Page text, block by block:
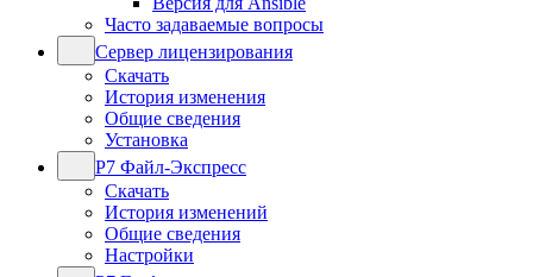
Часто задаваемые вопросы
Сервер лицензирования
Скачать
История изменения
Общие сведения
Установка
Р7 Файл-Экспресс
Скачать
История изменений
Общие сведения
Настройки